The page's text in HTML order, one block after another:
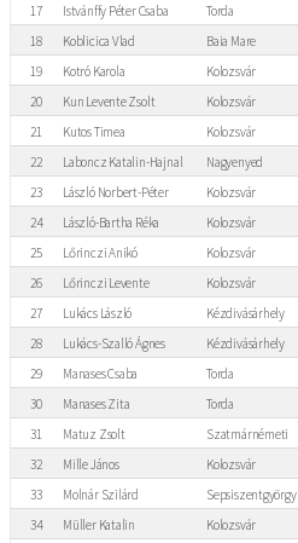
17
Istvánffy Péter Csaba Torda
18
Koblicica Vlad
Baia Mare
19
Kotró Karola
Kolozsvár
20
Kun Levente Zsolt
Kolozsvár
21
Kutos Timea
Kolozsvár
22
Laboncz Katalin-Hajnal
Nagyenyed
23
László Norbert-Péter Kolozsvár
24
László-Bartha Réka Kolozsvár
25
Lőrinczi Anikó Kolozsvár
26
Lőrinczi Levente Kolozsvár
27
Lukács László Kézdivásárhely
28
Lukács-Szalló Ágnes Kézdivásárhely
29
Manases Csaba
Torda
30
Manases Zita
Torda
31
Matuz Zsolt
Szatmárnémeti
32
Mille János
Kolozsvár
33
Molnár Szilárd
Sepsiszentgyörgy
34
Müller Katalin
Kolozsvár